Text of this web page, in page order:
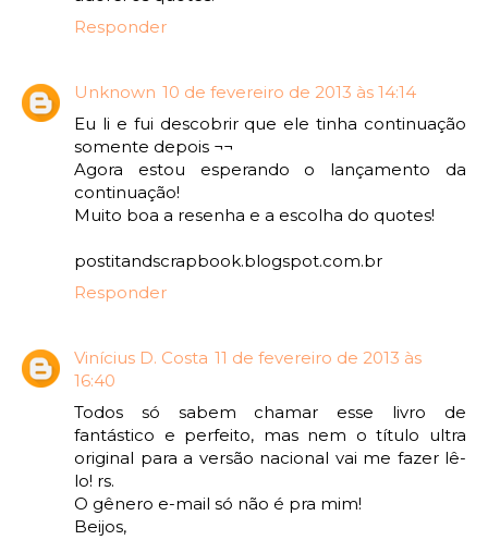
Responder
Unknown 10 de fevereiro de 2013 às 14:14
Eu li e fui descobrir que ele tinha continuação
somente depois ¬¬
Agora estou esperando o lançamento da
continuação!
Muito boa a resenha e a escolha do quotes!
postitandscrapbook.blogspot.com.br
Responder
Vinícius D. Costa 11 de fevereiro de 2013 às
16:40
Todos só sabem chamar esse livro de
fantástico e perfeito, mas nem o título ultra
original para a versão nacional vai me fazer lê-
lo! rs.
O gênero e-mail só não é pra mim!
Beijos,